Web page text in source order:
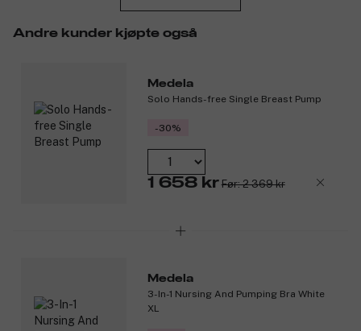
Åpningsvinkelen på 105 grader er utformet for å redusere
trykket på brystet og gi optimal komfort.
Trygg for mor og barn: laget av plast av
næringsmiddelkvalitet; fremstilt uten BPA og
naturgummilateks.
Passer til alle Medela brystpumper med Hands-free
3292388
Andre kunder kjøpte også
Medela
Solo Hands-free Single Breast Pump
-30%
1 658 kr Før: 2 369 kr
Medela
3-In-1 Nursing And Pumping Bra White
XL